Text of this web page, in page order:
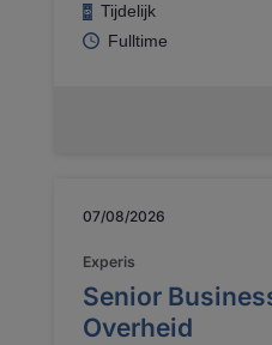
Tijdelijk
Fulltime
07/08/2026
Experis
Senior
Overheid